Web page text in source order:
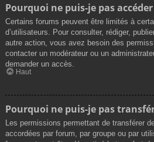
Pourquoi ne puis-je pas
Certains forums peuvent être limités à
d’utilisateurs. Pour consulter, rédiger,
autre action, vous avez besoin des
contacter un modérateur ou un
demander un accès.
Haut
Pourquoi ne puis-je pas
Les permissions permettant de transférer
accordées par forum, par groupe ou par